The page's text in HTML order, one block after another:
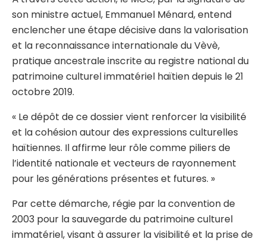
son ministre actuel, Emmanuel Ménard, entend
enclencher une étape décisive dans la valorisation
et la reconnaissance internationale du Vèvè,
pratique ancestrale inscrite au registre national du
patrimoine culturel immatériel haïtien depuis le 21
octobre 2019.
« Le dépôt de ce dossier vient renforcer la visibilité
et la cohésion autour des expressions culturelles
haïtiennes. Il affirme leur rôle comme piliers de
l’identité nationale et vecteurs de rayonnement
pour les générations présentes et futures. »
Par cette démarche, régie par la convention de
2003 pour la sauvegarde du patrimoine culturel
immatériel, visant à assurer la visibilité et la prise de